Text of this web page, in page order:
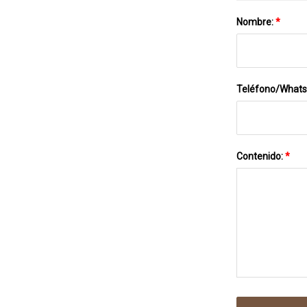
Nombre:*
Teléfono/
Contenido:*